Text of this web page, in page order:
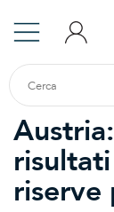
riserve